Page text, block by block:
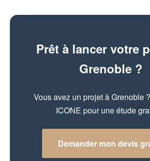
Prêt à lancer votre
Grenoble ?
Vous avez un projet à Grenoble
ICONE pour une étude
Demander mon devis